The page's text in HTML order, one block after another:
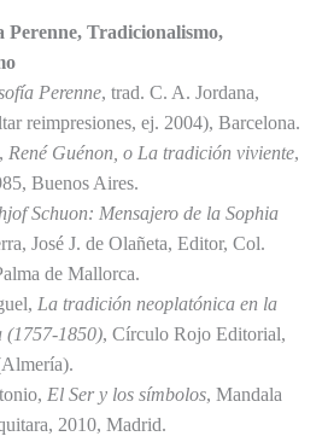
Perenne, Tradicionalismo,
Perenne, trad. C. A. Jordana,
reimpresiones, ej. 2004), Barcelona.
René Guénon, o La tradición viviente,
Buenos Aires.
Schuon: Mensajero de la Sophia
José J. de Olañeta, Editor, Col.
de Mallorca.
La tradición neoplatónica en la
(1757-1850), Círculo Rojo Editorial,
El Ser y los símbolos, Mandala
2010, Madrid.